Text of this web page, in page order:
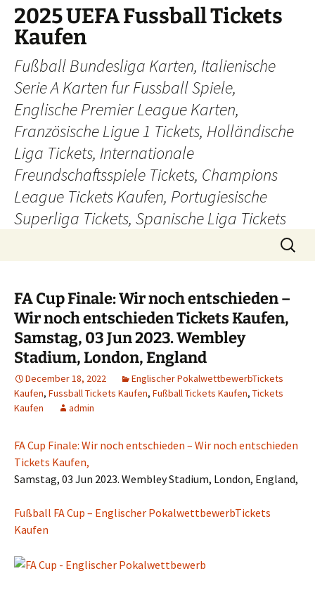
Skip
content
2025 UEFA Fussball Tickets
Kaufen
Fußball Bundesliga Karten, Italienische
Serie A Karten fur Fussball Spiele,
Englische Premier League Karten,
Französische Ligue 1 Tickets, Holländische
Liga Tickets, Internationale
Freundschaftsspiele Tickets, Champions
League Tickets Kaufen, Portugiesische
Superliga Tickets, Spanische Liga Tickets
Search
for:
FA Cup Finale: Wir noch entschieden –
Wir noch entschieden Tickets Kaufen,
Samstag, 03 Jun 2023. Wembley
Stadium, London, England
December 18, 2022
Englischer PokalwettbewerbTickets
Kaufen, Fussball Tickets Kaufen, Fußball Tickets Kaufen, Tickets
Kaufen
admin
FA Cup Finale: Wir noch entschieden – Wir noch entschieden
Tickets Kaufen,
Samstag, 03 Jun 2023. Wembley Stadium, London, England,
Fußball FA Cup – Englischer PokalwettbewerbTickets
Kaufen